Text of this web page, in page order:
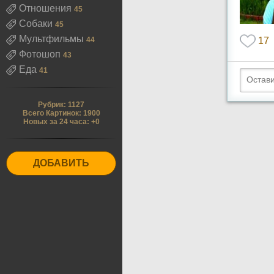
Отношения 45
Собаки 45
Мультфильмы 44
Фотошоп 43
Еда 41
Рубрик: 1127
Всего Картинок: 1900
Новых за 24 часа: +0
ДОБАВИТЬ
17